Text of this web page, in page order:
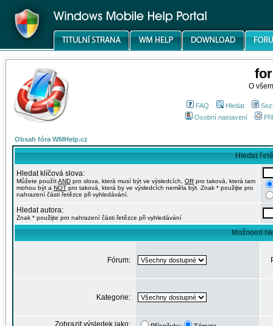
O
FAQ Hledat
Osobní nastavení
Obsah fóra WMHelp.cz
Hledat
Hledat klíčová slova:
Můžete použítAND pro slova, která musí být ve výsledcích, OR pro taková, která tam
mohou být a NOT pro taková, která by ve výsledcích neměla být. Znak * použijte pro
nahrazení části řetězce při vyhledávání.
Hledat autora:
Znak * použijte pro nahrazení části řetězce při vyhledávání
Možnosti
Fórum:
Kategorie:
Zobrazit výsledek jako: